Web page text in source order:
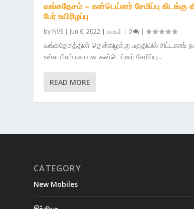
வங்கதேசம் – கன்டெய்னர் சேமிப்பு கிடங்கு
பேர் உயிரிழப்பு
by NVS | Jun 6, 2022 |உலகம் | 0 |
வங்கதேசத்தின் தென்கிழக்கு பகுதியில் சிட்டகாங்
உள்ள பிஎம் ரசாயன கன்டெய்னர் சேமிப்பு...
READ MORE
CATEGORY
New Mobiles